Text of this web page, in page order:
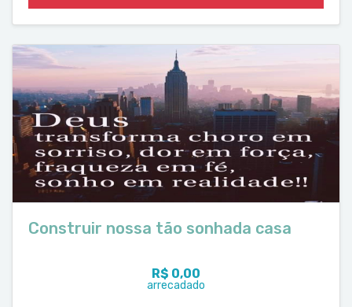
Construir nossa tão sonhada casa
R$ 0,00
arrecadado